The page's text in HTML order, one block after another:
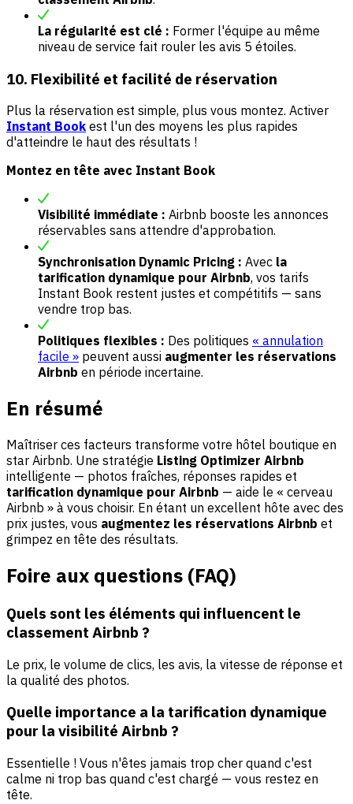
La régularité est clé : Former l'équipe au même
niveau de service fait rouler les avis 5 étoiles.
10. Flexibilité et facilité de réservation
Plus la réservation est simple, plus vous montez. Activer
Instant Book est l'un des moyens les plus rapides
d'atteindre le haut des résultats !
Montez en tête avec Instant Book
Visibilité immédiate : Airbnb booste les annonces
réservables sans attendre d'approbation.
Synchronisation Dynamic Pricing : Avec la
tarification dynamique pour Airbnb, vos tarifs
Instant Book restent justes et compétitifs — sans
vendre trop bas.
Politiques flexibles : Des politiques « annulation
facile » peuvent aussi augmenter les réservations
Airbnb en période incertaine.
En résumé
Maîtriser ces facteurs transforme votre hôtel boutique en
star Airbnb. Une stratégie Listing Optimizer Airbnb
intelligente — photos fraîches, réponses rapides et
tarification dynamique pour Airbnb — aide le « cerveau
Airbnb » à vous choisir. En étant un excellent hôte avec des
prix justes, vous augmentez les réservations Airbnb et
grimpez en tête des résultats.
Foire aux questions (FAQ)
Quels sont les éléments qui influencent le
classement Airbnb ?
Le prix, le volume de clics, les avis, la vitesse de réponse et
la qualité des photos.
Quelle importance a la tarification dynamique
pour la visibilité Airbnb ?
Essentielle ! Vous n'êtes jamais trop cher quand c'est
calme ni trop bas quand c'est chargé — vous restez en
tête.